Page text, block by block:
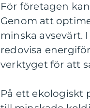
För företagen
Genom att
minska avsevärt.
redovisa
verktyget för att
På ett ekologiskt